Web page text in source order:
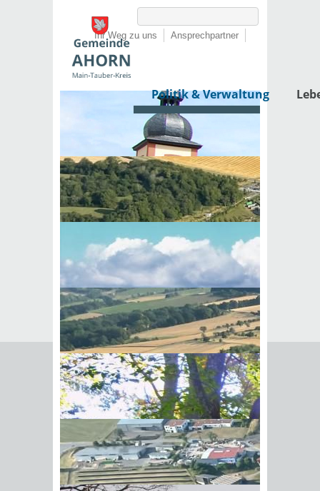
Ihr Weg zu uns Ansprechpartner
Politik & Verwaltung
Startseite › Politik & Verwaltung› Rathaus›
Lebenslagen
Seite empfehlen
Empfehlung senden an*
Mit diesem Kommentar